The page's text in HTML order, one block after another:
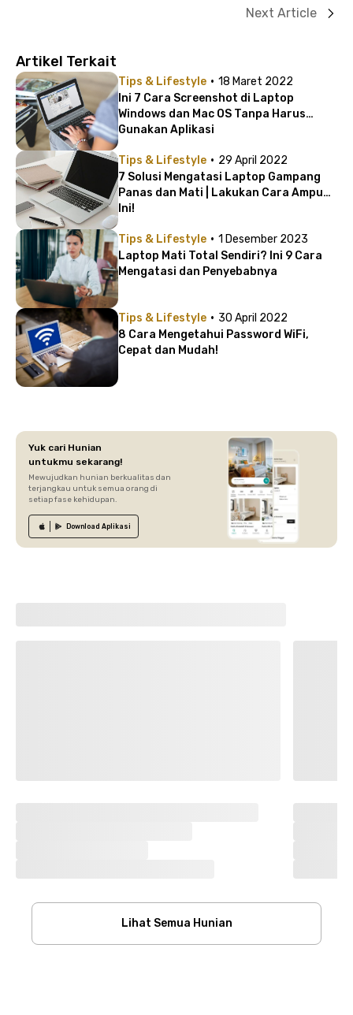
Next Article
Artikel Terkait
Tips & Lifestyle · 18 Maret 2022
Ini 7 Cara Screenshot di Laptop
Windows dan Mac OS Tanpa Harus
Gunakan Aplikasi
Tips & Lifestyle · 29 April 2022
7 Solusi Mengatasi Laptop Gampang
Panas dan Mati | Lakukan Cara Ampuh
Ini!
Tips & Lifestyle · 1 Desember 2023
Laptop Mati Total Sendiri? Ini 9 Cara
Mengatasi dan Penyebabnya
Tips & Lifestyle · 30 April 2022
8 Cara Mengetahui Password WiFi,
Cepat dan Mudah!
Yuk cari Hunian
untukmu sekarang!
Mewujudkan hunian berkualitas dan
terjangkau untuk semua orang di
setiap fase kehidupan.
Download Aplikasi
Lihat Semua Hunian